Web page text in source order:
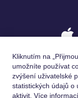
Kliknutím na
umožníte používat
zvýšení uživatelské
statistických údajů o
aktivit. Více